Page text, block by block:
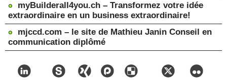
myBuilderall4you.ch – Transformez votre idée
extraordinaire en un business extraordinaire!
mjccd.com – le site de Mathieu Janin Conseil en
communication diplômé